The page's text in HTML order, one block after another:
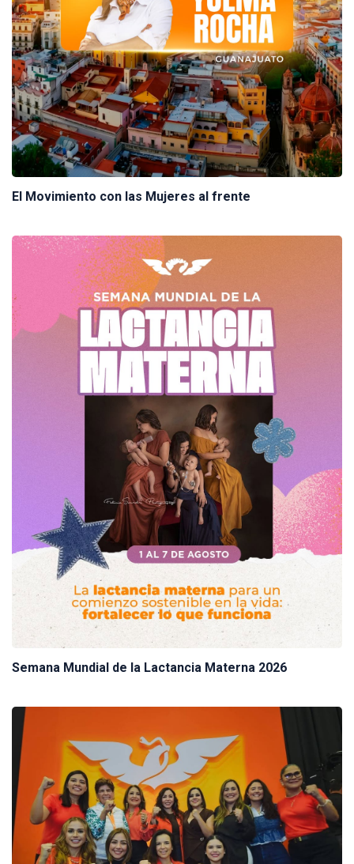
El Movimiento con las Mujeres al frente
Semana Mundial de la Lactancia Materna 2026